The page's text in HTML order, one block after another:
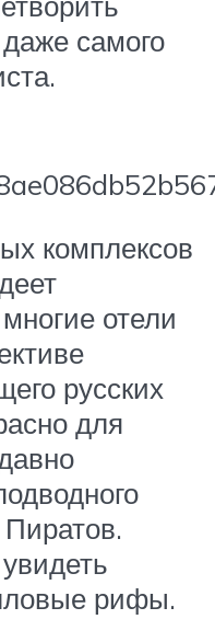
самого
комплексов
отели
русских
для
рифы.